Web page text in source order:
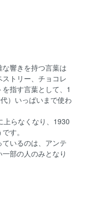
な響きを持つ言葉は
トリー、チョコレ
指す言葉として、1
）いっぱいまで使わ
上らなくなり、1930
す。
いるのは、アンテ
部の人のみとなり